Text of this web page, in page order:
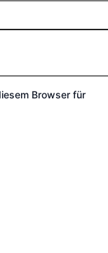
Browser für